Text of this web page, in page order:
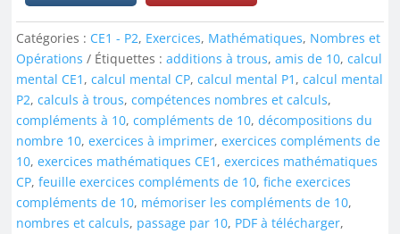
Catégories : CE1 - P2, Exercices, Mathématiques, Nombres et
Opérations
Étiquettes : additions à trous, amis de 10, calcul
mental CE1 , calcul mental CP, calcul mental P1 , calcul mental
P2, calculs à trous, compétences nombres et calculs,
compléments à 10, compléments de 10, décompositions du
nombre 10, exercices à imprimer, exercices compléments de
10, exercices mathématiques CE1 , exercices mathématiques
CP, feuille exercices compléments de 10, fiche exercices
compléments de 10, mémoriser les compléments de 10,
nombres et calculs, passage par 10, PDF à télécharger,